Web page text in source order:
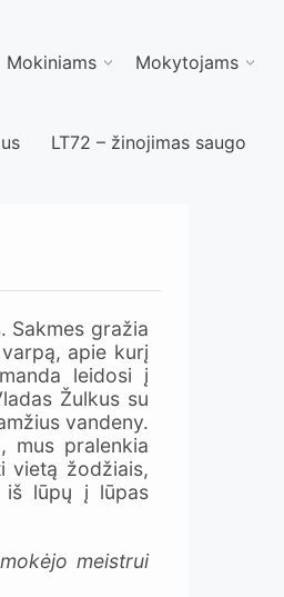
Mokiniams Mokytojams
LT72 – žinojimas saugo
Sakmes gražia
apie kurį
leidosi į
Žulkus su
vandeny.
mus pralenkia
vietą žodžiais,
iš lūpų į lūpas
meistrui